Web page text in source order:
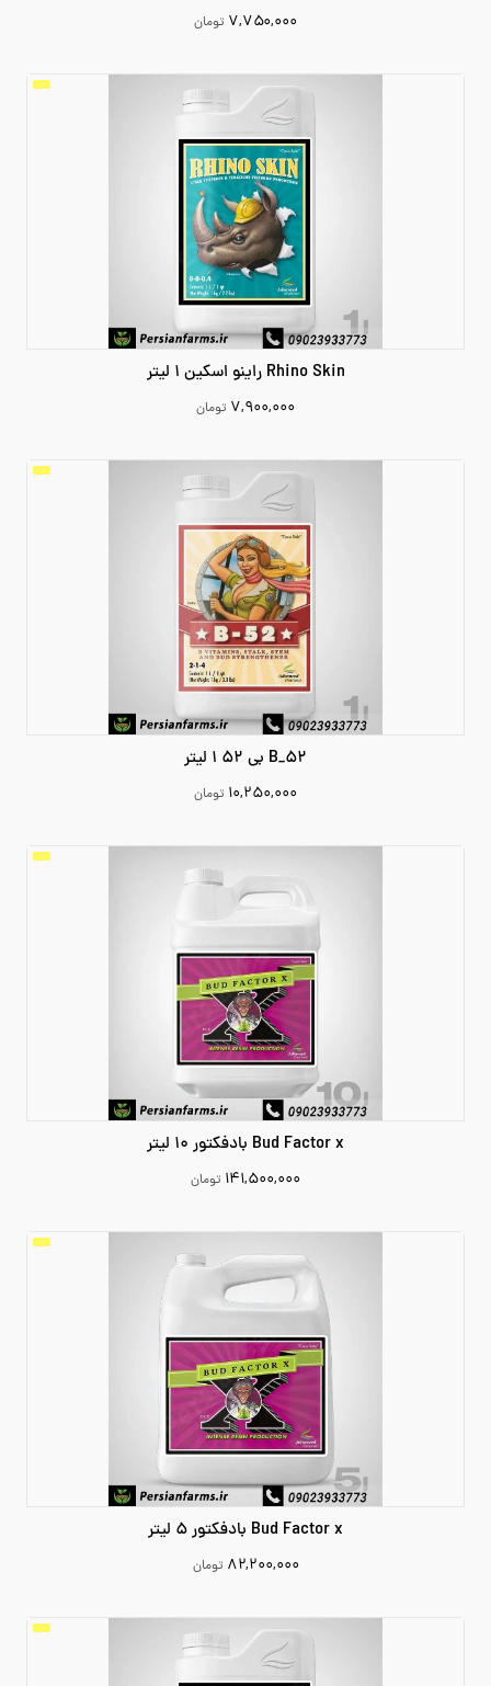
۷,۷۵۰,۰۰۰ تومان
افزودن به سبد خرید
Rhino Skin راینو اسکین 1 لیتر
۷,۹۰۰,۰۰۰ تومان
افزودن به سبد خرید
B_52 بی 52 1 لیتر
۱۰,۲۵۰,۰۰۰ تومان
Bud Factor x بادفکتور 10 لیتر
۱۴۱,۵۰۰,۰۰۰ تومان
Bud Factor x بادفکتور 5 لیتر
۸۲,۲۰۰,۰۰۰ تومان
افزودن به سبد خرید